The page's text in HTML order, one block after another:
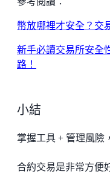
幣放哪裡才安全？交
新手必讀交易所安全
路！
小結
掌握工具 + 管理風險
合約交易是非常方便